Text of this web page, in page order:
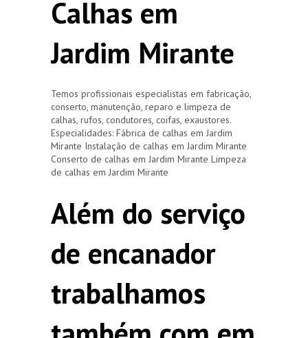
Calhas em
Jardim Mirante
Temos profissionais especialistas em fabricação,
conserto, manutenção, reparo e limpeza de
calhas, rufos, condutores, coifas, exaustores.
Especialidades: Fábrica de calhas em Jardim
Mirante Instalação de calhas em Jardim Mirante
Conserto de calhas em Jardim Mirante Limpeza
de calhas em Jardim Mirante
Além do serviço
de encanador
trabalhamos